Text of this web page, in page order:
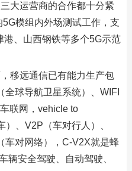
大运营商的合作都十分紧
模组内外场测试工作，支
、山西钢铁等多个5G示范
移远通信已有能力生产包
球导航卫星系统）、WIFI
联网，vehicle to
、V2P（车对行人）、
车对网络），C-V2X就是蜂
辆安全驾驶、自动驾驶、